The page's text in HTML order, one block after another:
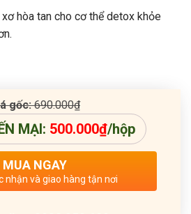
hòa tan cho cơ thể detox khỏe
gốc: 690.000₫
MẠI: 500.000₫/hộp
MUA NGAY
nhận và giao hàng tận nơi